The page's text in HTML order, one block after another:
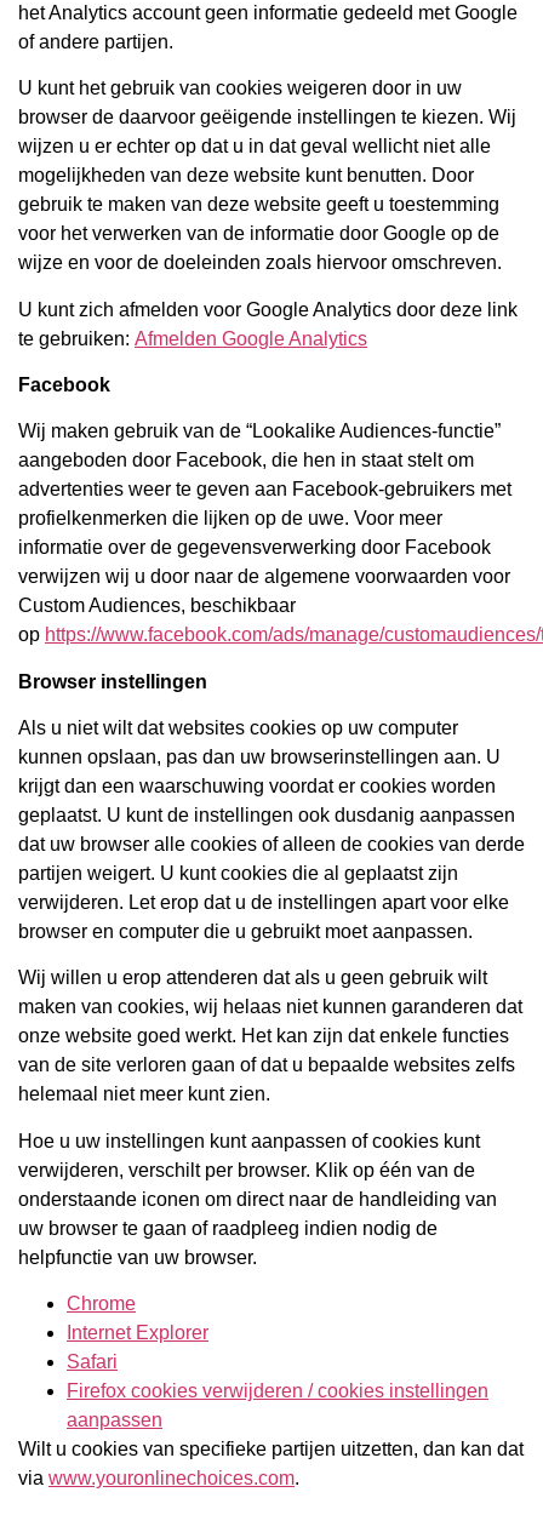
het Analytics account geen informatie gedeeld met Google
of andere partijen.
U kunt het gebruik van cookies weigeren door in uw
browser de daarvoor geëigende instellingen te kiezen. Wij
wijzen u er echter op dat u in dat geval wellicht niet alle
mogelijkheden van deze website kunt benutten. Door
gebruik te maken van deze website geeft u toestemming
voor het verwerken van de informatie door Google op de
wijze en voor de doeleinden zoals hiervoor omschreven.
U kunt zich afmelden voor Google Analytics door deze link
te gebruiken: Afmelden Google Analytics
Facebook
Wij maken gebruik van de “Lookalike Audiences-functie”
aangeboden door Facebook, die hen in staat stelt om
advertenties weer te geven aan Facebook-gebruikers met
profielkenmerken die lijken op de uwe. Voor meer
informatie over de gegevensverwerking door Facebook
verwijzen wij u door naar de algemene voorwaarden voor
Custom Audiences, beschikbaar
op https://www.facebook.com/ads/manage/
Browser instellingen
Als u niet wilt dat websites cookies op uw computer
kunnen opslaan, pas dan uw browserinstellingen aan. U
krijgt dan een waarschuwing voordat er cookies worden
geplaatst. U kunt de instellingen ook dusdanig aanpassen
dat uw browser alle cookies of alleen de cookies van derde
partijen weigert. U kunt cookies die al geplaatst zijn
verwijderen. Let erop dat u de instellingen apart voor elke
browser en computer die u gebruikt moet aanpassen.
Wij willen u erop attenderen dat als u geen gebruik wilt
maken van cookies, wij helaas niet kunnen garanderen dat
onze website goed werkt. Het kan zijn dat enkele functies
van de site verloren gaan of dat u bepaalde websites zelfs
helemaal niet meer kunt zien.
Hoe u uw instellingen kunt aanpassen of cookies kunt
verwijderen, verschilt per browser. Klik op één van de
onderstaande iconen om direct naar de handleiding van
uw browser te gaan of raadpleeg indien nodig de
helpfunctie van uw browser.
Chrome
Internet Explorer
Safari
Firefox cookies verwijderen / cookies instellingen
aanpassen
Wilt u cookies van specifieke partijen uitzetten, dan kan dat
via www.youronlinechoices.com.